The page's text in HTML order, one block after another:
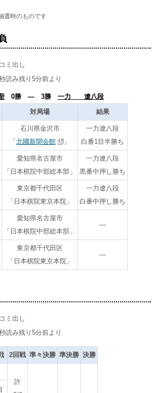
選時のものです
ミ出し
読み残り5分前より
0勝 ― 3勝 一力 遼八段
対局場 結果
石川県金沢市
「 北國新聞会館 」
一力遼八段
白番1目半勝ち
愛知県名古屋市
「日本棋院中部総本部」
一力遼八段
黒番中押し勝ち
東京都千代田区
「日本棋院東京本院」
一力遼八段
白番中押し勝ち
愛知県名古屋市
「日本棋院中部総本部」
―
東京都千代田区
「日本棋院東京本院」
―
ミ出し
読み残り5分前より
2回戦 準々決勝 準決勝 決勝
許